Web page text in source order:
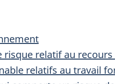
relatif au
relatifs au travail